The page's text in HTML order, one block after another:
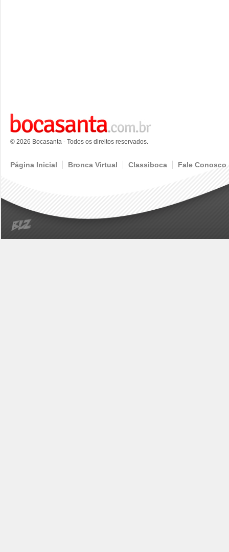
© 2026 Bocasanta - Todos os direitos reservados.
Página Inicial Bronca Virtual Classiboca Fale Conosco